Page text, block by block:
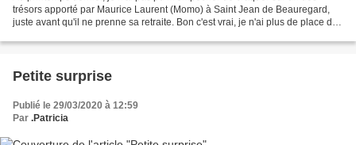
trésors apporté par Maurice Laurent (Momo) à Saint Jean de Beauregard,
juste avant qu'il ne prenne sa retraite. Bon c'est vrai, je n'ai plus de place du
Petite surprise
Publié le 29/03/2020 à 12:59
Par .Patricia